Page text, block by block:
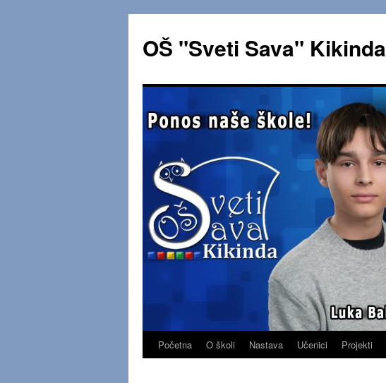
OŠ "Sveti Sava" Kikinda
SkipPočetna O školi Nastava Učenici Projekti